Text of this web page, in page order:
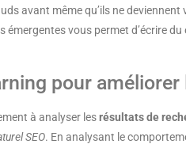
avant même qu’ils ne
vous permet d’écrire
pour
à analyser lesrésultats de
SEO. En analysant le